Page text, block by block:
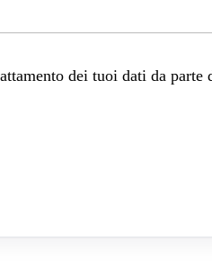
dei tuoi dati da parte